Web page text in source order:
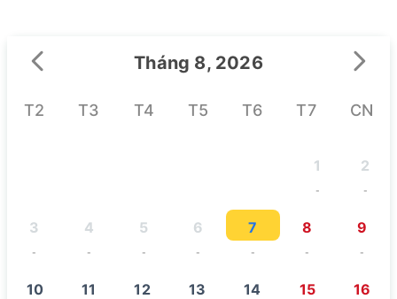
Tháng 8, 2026
T2 T3 T4 T5 T6 T7 CN
1
-
2
-
3
-
4
-
5
-
6
-
7
-
8
-
9
-
10 11 12 13 14 15 16